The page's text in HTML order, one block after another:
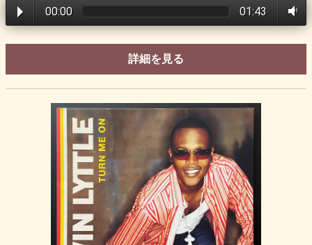
00:00 01:43
詳細を見る